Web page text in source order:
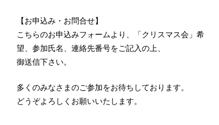
【お申込み・お問合せ】
こちらのお申込みフォームより、「クリスマス会」希
望、参加氏名、連絡先番号をご記入の上、
御送信下さい。
多くのみなさまのご参加をお待ちしております。
どうぞよろしくお願いいたします。